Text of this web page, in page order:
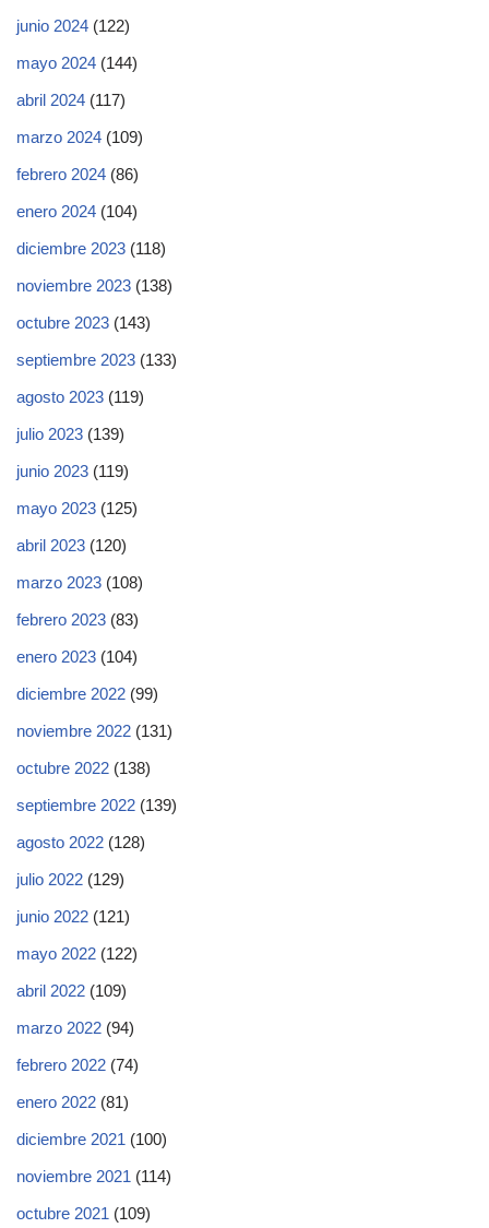
junio 2024 (122)
mayo 2024 (144)
abril 2024 (117)
marzo 2024 (109)
febrero 2024 (86)
enero 2024 (104)
diciembre 2023 (118)
noviembre 2023 (138)
octubre 2023 (143)
septiembre 2023 (133)
agosto 2023 (119)
julio 2023 (139)
junio 2023 (119)
mayo 2023 (125)
abril 2023 (120)
marzo 2023 (108)
febrero 2023 (83)
enero 2023 (104)
diciembre 2022 (99)
noviembre 2022 (131)
octubre 2022 (138)
septiembre 2022 (139)
agosto 2022 (128)
julio 2022 (129)
junio 2022 (121)
mayo 2022 (122)
abril 2022 (109)
marzo 2022 (94)
febrero 2022 (74)
enero 2022 (81)
diciembre 2021 (100)
noviembre 2021 (114)
octubre 2021 (109)